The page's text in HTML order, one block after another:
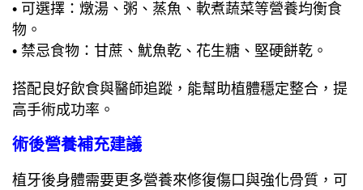
• 可選擇：燉湯、粥、蒸魚、軟煮蔬菜等營養均衡食
物。
• 禁忌食物：甘蔗、魷魚乾、花生糖、堅硬餅乾。
搭配良好飲食與醫師追蹤，能幫助植體穩定整合，提
高手術成功率。
術後營養補充建議
植牙後身體需要更多營養來修復傷口與強化骨質，可